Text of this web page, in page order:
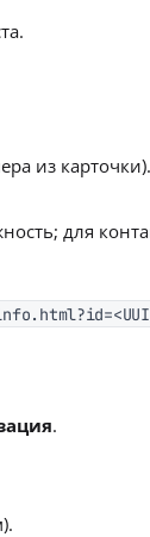
из карточки).
для
.